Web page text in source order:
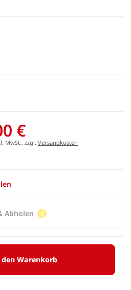
€
MwSt., zzgl. Versandkosten
Warenkorb
Abholen